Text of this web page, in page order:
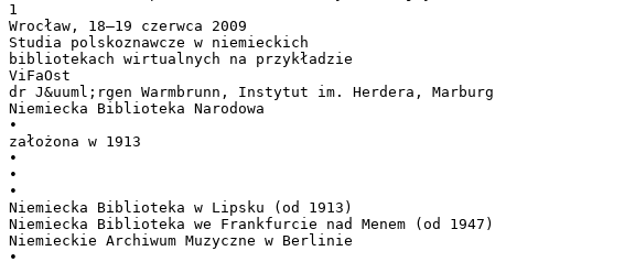
1
Wrocław, 18–19 czerwca 2009
Studia polskoznawcze w niemieckich
bibliotekach wirtualnych na przykładzie
ViFaOst
dr J&uuml;rgen Warmbrunn, Instytut im. Herdera, Marburg
Niemiecka Biblioteka Narodowa
•
założona w 1913
•
•
•
Niemiecka Biblioteka w Lipsku (od 1913)
Niemiecka Biblioteka we Frankfurcie nad Menem (od 1947)
Niemieckie Archiwum Muzyczne w Berlinie
•